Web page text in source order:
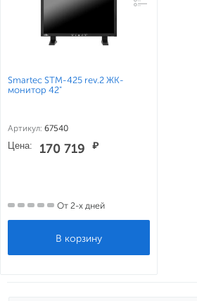
Smartec STM-425 rev.2 ЖК-
монитор 42"
Артикул: 67540
Цена: 170 719 ₽
От 2-х дней